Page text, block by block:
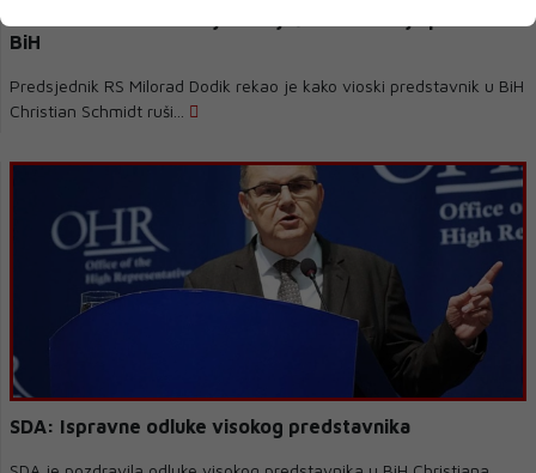
BiH
Predsjednik RS Milorad Dodik rekao je kako vioski predstavnik u BiH
Christian Schmidt ruši...
SDA: Ispravne odluke visokog predstavnika